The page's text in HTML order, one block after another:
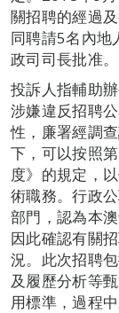
關招聘的經過
同聘請5名內地
政司司長批准。
投訴人指輔助
涉嫌違反招聘
性，廉署經調
下，可以按照
度》的規定，
術職務。行政
部門，認為本
因此確認有關
況。此次招聘
及履歷分析等
用標準，過程